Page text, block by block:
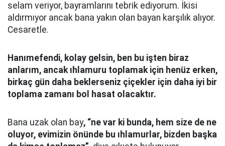
selam veriyor, bayramlarını tebrik ediyorum. İkisi
aldırmıyor ancak bana yakın olan bayan karşılık alıyor.
Cesaretle.
Hanımefendi, kolay gelsin, ben bu işten biraz
anlarım, ancak ıhlamuru toplamak için henüz erken,
birkaç gün daha beklerseniz çiçekler için daha iyi bir
toplama zamanı bol hasat olacaktır.
Bana uzak olan bay, “ne var ki bunda, hem size de ne
oluyor, evimizin önünde bu ıhlamurlar, bizden başka